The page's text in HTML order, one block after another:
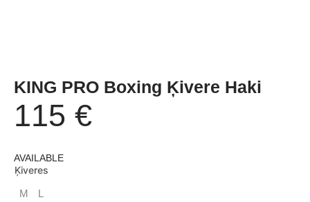
KING PRO Boxing Ķivere Haki
115 €
AVAILABLE
Ķiveres
M
L